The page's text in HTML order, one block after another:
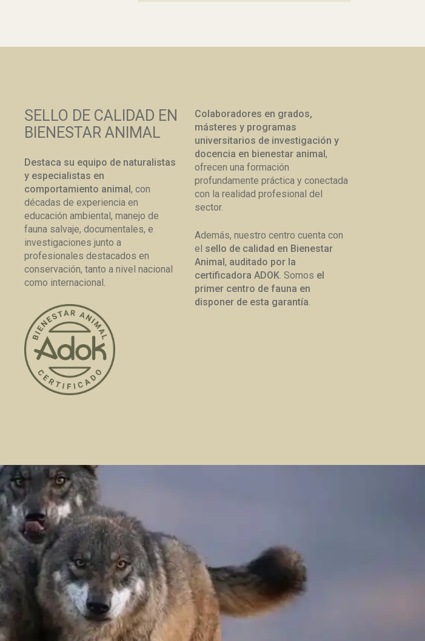
SELLO DE CALIDAD EN
BIENESTAR ANIMAL
Destaca su equipo de naturalistas
y especialistas en
comportamiento animal, con
décadas de experiencia en
educación ambiental, manejo de
fauna salvaje, documentales, e
investigaciones junto a
profesionales destacados en
conservación, tanto a nivel nacional
como internacional.
Colaboradores en grados,
másteres y programas
universitarios de investigación y
docencia en bienestar animal,
ofrecen una formación
profundamente práctica y conectada
con la realidad profesional del
sector.
Además, nuestro centro cuenta con
el sello de calidad en Bienestar
Animal, auditado por la
certificadora ADOK. Somos el
primer centro de fauna en
disponer de esta garantía